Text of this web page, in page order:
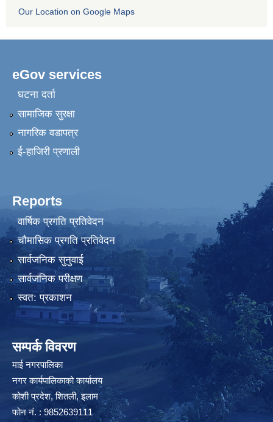
Our Location on Google Maps
eGov services
घटना दर्ता
सामाजिक सुरक्षा
नागरिक वडापत्र
ई-हाजिरी प्रणाली
Reports
वार्षिक प्रगति प्रतिवेदन
चौमासिक प्रगति प्रतिवेदन
सार्वजनिक सुनुवाई
सार्वजनिक परीक्षण
स्वत: प्रकाशन
सम्पर्क विवरण
माई नगरपालिका
नगर कार्यपालिकाको कार्यालय
कोशी प्रदेश, शितली, इलाम
फोन नं. : 9852639111